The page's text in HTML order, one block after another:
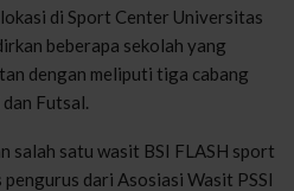
di Sport Center Universitas
beberapa sekolah yang
dengan meliputi tiga cabang
Futsal.
salah satu wasit BSI FLASH sport
dari Asosiasi Wasit PSSI